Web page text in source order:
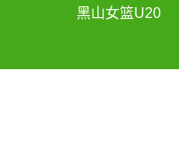
黑山女篮U20